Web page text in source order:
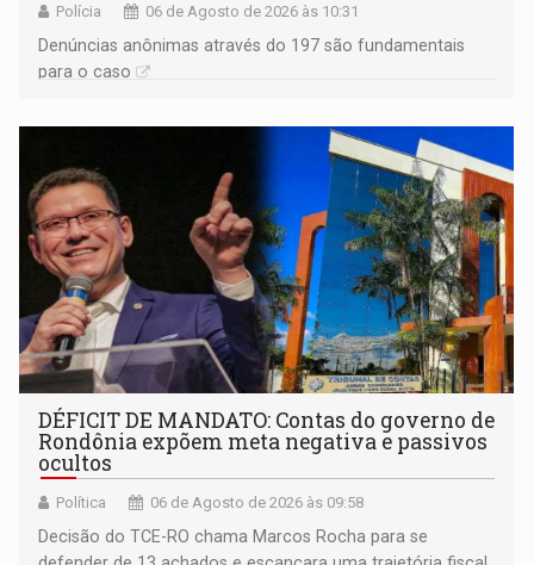
Polícia 06 de Agosto de 2026 às 10:31
Denúncias anônimas através do 197 são fundamentais
para o caso
DÉFICIT DE MANDATO: Contas do governo de
Rondônia expõem meta negativa e passivos
ocultos
Política 06 de Agosto de 2026 às 09:58
Decisão do TCE-RO chama Marcos Rocha para se